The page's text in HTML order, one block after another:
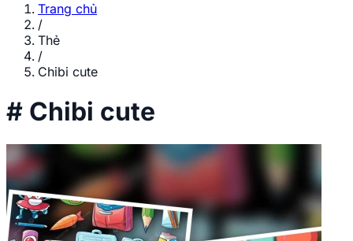
Trang chủ
/
Thẻ
/
Chibi cute
# Chibi cute